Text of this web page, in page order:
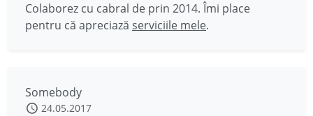
Colaborez cu cabral de prin 2014. Îmi place
pentru că apreciază serviciile mele.
Somebody
24.05.2017